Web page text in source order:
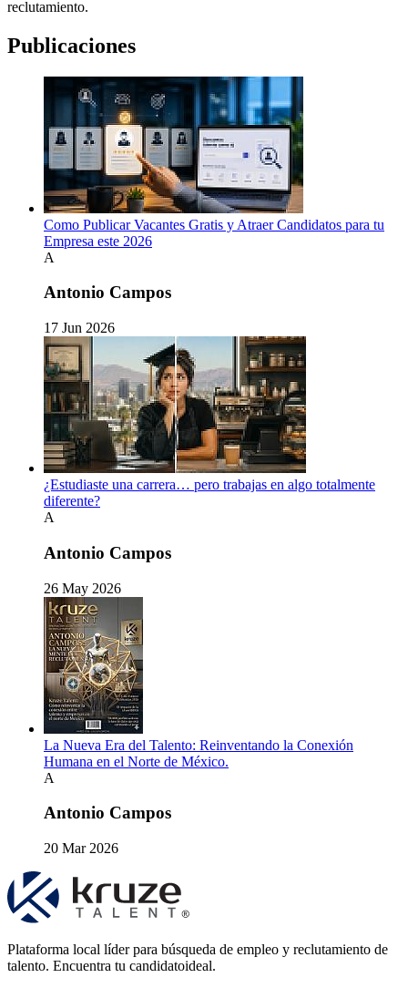
reclutamiento.
Publicaciones
Como Publicar Vacantes Gratis y Atraer Candidatos para tu
Empresa este 2026
A
Antonio Campos
17 Jun 2026
¿Estudiaste una carrera… pero trabajas en algo totalmente
diferente?
A
Antonio Campos
26 May 2026
La Nueva Era del Talento: Reinventando la Conexión
Humana en el Norte de México.
A
Antonio Campos
20 Mar 2026
Plataforma local líder para búsqueda de empleo y reclutamiento de
talento. Encuentra tu candidatoideal.